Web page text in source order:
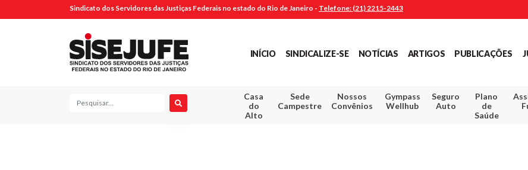
Sindicato dos Servidores das Justiças Federais no estado do Rio de Janeiro - Telefone: (21) 2215-2443
INÍCIO SINDICALIZE-SE NOTÍCIAS ARTIGOS PUBLICAÇÕES
Pesquisa
Casa
do
Alto
Sede
Campestre
Nossos
Convênios
Gympass
Wellhub
Seguro
Auto
Plano
de
Saúde